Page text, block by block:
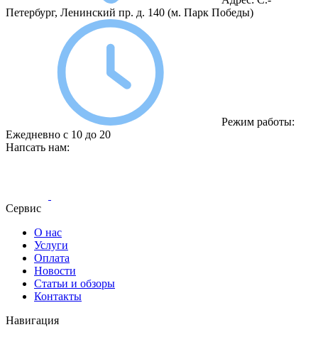
Петербург, Ленинский пр. д. 140 (м. Парк Победы)
Режим работы:
Ежедневно с 10 до 20
Напсать нам:
Сервис
О нас
Услуги
Оплата
Новости
Статьи и обзоры
Контакты
Навигация